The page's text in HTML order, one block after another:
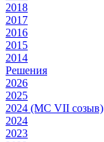
2018
2017
2016
2015
2014
Решения
2026
2025
2024 (МС VII созыв)
2024
2023